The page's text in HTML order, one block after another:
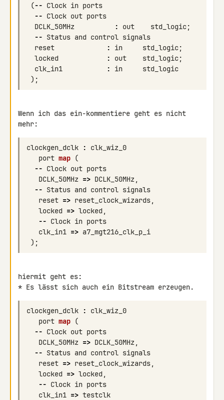
(-- Clock in ports
-- Clock out ports
DCLK_50MHz
: out std_logic;
-- Status and control signals
reset
: in std_logic;
locked
: out std_logic;
clk_in1
: in
std_logic
);
Wenn ich das ein-kommentiere geht es nicht
clockgen_dclk :
clk_wiz_0
port map (
-- Clock out ports
DCLK_50MHz => DCLK_50MHz,
-- Status and control signals
reset => reset_clock_wizards,
locked => locked,
-- Clock in ports
clk_in1 => a7_mgt216_clk_p_i
);
hiermit geht es:
clockgen_dclk :
clk_wiz_0
port map (
-- Clock out ports
DCLK_50MHz => DCLK_50MHz,
-- Status and control signals
reset => reset_clock_wizards,
locked => locked,
-- Clock in ports
clk_in1 => testclk